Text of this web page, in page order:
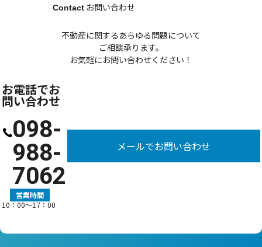
Contact お問い合わせ
不動産に関するあらゆる問題について
ご相談承ります。
お気軽にお問い合わせください！
お電話でお
問い合わせ
098-
988-
7062
営業時間
10：00〜17：00
メールでお問い合わせ